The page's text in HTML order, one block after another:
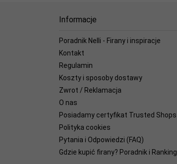
Informacje
Poradnik Nelli - Firany i inspiracje
Kontakt
Regulamin
Koszty i sposoby dostawy
Zwrot / Reklamacja
O nas
Posiadamy certyfikat Trusted Shops
Polityka cookies
Pytania i Odpowiedzi (FAQ)
Gdzie kupić firany? Poradnik i Ranking